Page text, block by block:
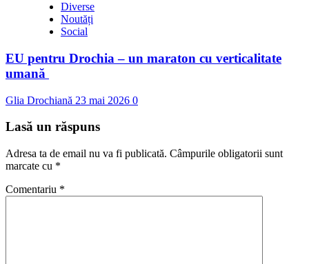
Diverse
Noutăți
Social
EU pentru Drochia – un maraton cu verticalitate
umană
Glia Drochiană 23 mai 2026 0
Lasă un răspuns
Adresa ta de email nu va fi publicată. Câmpurile obligatorii sunt
marcate cu *
Comentariu *